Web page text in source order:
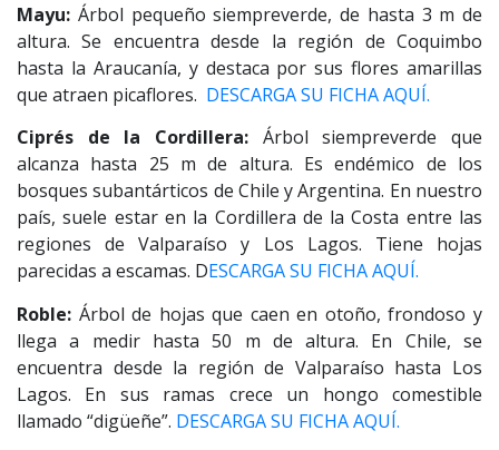
Mayu: Árbol pequeño siempreverde, de hasta 3 m de
altura. Se encuentra desde la región de Coquimbo
hasta la Araucanía, y destaca por sus flores amarillas
que atraen picaflores. DESCARGA SU FICHA AQUÍ.
Ciprés de la Cordillera: Árbol siempreverde que
alcanza hasta 25 m de altura. Es endémico de los
bosques subantárticos de Chile y Argentina. En nuestro
país, suele estar en la Cordillera de la Costa entre las
regiones de Valparaíso y Los Lagos. Tiene hojas
parecidas a escamas. DESCARGA SU FICHA AQUÍ.
Roble: Árbol de hojas que caen en otoño, frondoso y
llega a medir hasta 50 m de altura. En Chile, se
encuentra desde la región de Valparaíso hasta Los
Lagos. En sus ramas crece un hongo comestible
llamado “digüeñe”. DESCARGA SU FICHA AQUÍ.